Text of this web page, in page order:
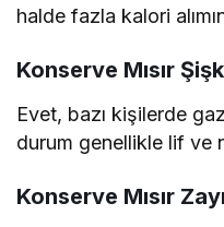
halde fazla kalori
Konserve Mısır
Evet, bazı kişilerde
durum genellikle lif ve
Konserve Mısır